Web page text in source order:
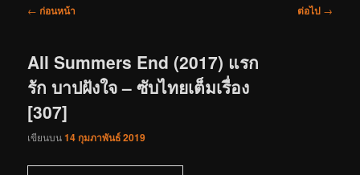
เมนู
← ก่อนหน้า ต่อไป →
All Summers End (2017) แรก
รัก บาปฝังใจ – ซับไทยเต็มเรื่อง
[307]
เขียนบน14 กุมภาพันธ์ 2019